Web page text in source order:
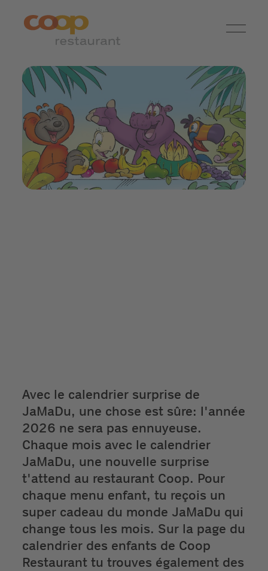
Avec le calendrier surprise de
JaMaDu, une chose est sûre: l'année
2026 ne sera pas ennuyeuse.
Chaque mois avec le calendrier
JaMaDu, une nouvelle surprise
t'attend au restaurant Coop. Pour
chaque menu enfant, tu reçois un
super cadeau du monde JaMaDu qui
change tous les mois. Sur la page du
calendrier des enfants de Coop
Restaurant tu trouves également des